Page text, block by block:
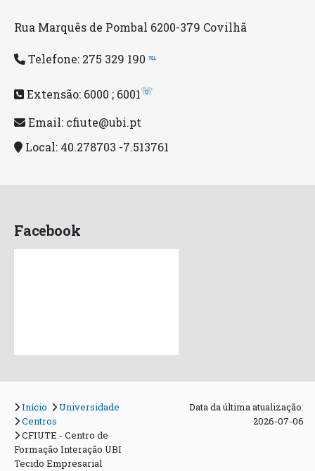
Rua Marquês de Pombal 6200-379 Covilhã
Telefone: 275 329 190℡
Extensão: 6000 ; 6001☏
Email: cfiute@ubi.pt
Local: 40.278703 -7.513761
Facebook
Início
Universidade
Centros
CFIUTE - Centro de
Formação Interação UBI
Tecido Empresarial
Data da última atualização:
2026-07-06